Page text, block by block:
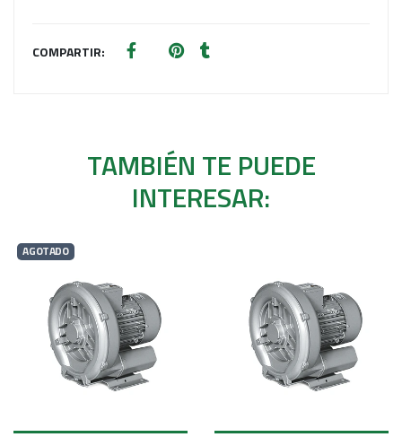
COMPARTIR:
TAMBIÉN TE PUEDE
INTERESAR:
AGOTADO